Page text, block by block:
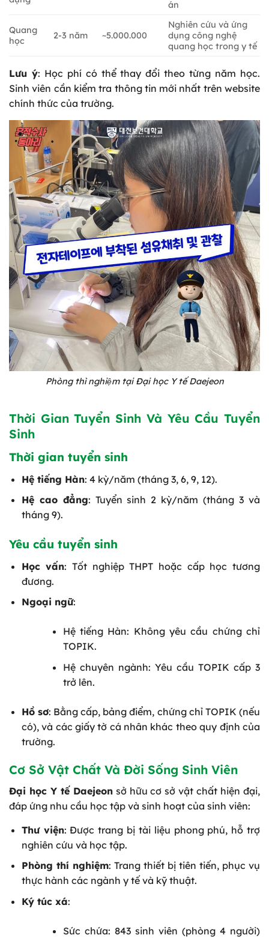
án
Quang
học
2-3 năm ~5.000.000
Nghiên cứu và ứng
dụng công nghệ
quang học trong y tế
Lưu ý: Học phí có thể thay đổi theo từng năm học.
Sinh viên cần kiểm tra thông tin mới nhất trên website
chính thức của trường.
Phòng thì nghiệm tại Đại học Y tế Daejeon
Thời Gian Tuyển Sinh Và Yêu Cầu Tuyển
Sinh
Thời gian tuyển sinh
Hệ tiếng Hàn: 4 kỳ/năm (tháng 3, 6, 9, 12).
Hệ cao đẳng: Tuyển sinh 2 kỳ/năm (tháng 3 và
tháng 9).
Yêu cầu tuyển sinh
Học vấn: Tốt nghiệp THPT hoặc cấp học tương
đương.
Ngoại ngữ:
Hệ tiếng Hàn: Không yêu cầu chứng chỉ
TOPIK.
Hệ chuyên ngành: Yêu cầu TOPIK cấp 3
trở lên.
Hồ sơ: Bằng cấp, bảng điểm, chứng chỉ TOPIK (nếu
có), và các giấy tờ cá nhân khác theo quy định của
trường.
Cơ Sở Vật Chất Và Đời Sống Sinh Viên
Đại học Y tế Daejeonsở hữu cơ sở vật chất hiện đại,
đáp ứng nhu cầu học tập và sinh hoạt của sinh viên:
Thư viện: Được trang bị tài liệu phong phú, hỗ trợ
nghiên cứu và học tập.
Phòng thí nghiệm: Trang thiết bị tiên tiến, phục vụ
thực hành các ngành y tế và kỹ thuật.
Ký túc xá:
Sức chứa: 843 sinh viên (phòng 4 người)